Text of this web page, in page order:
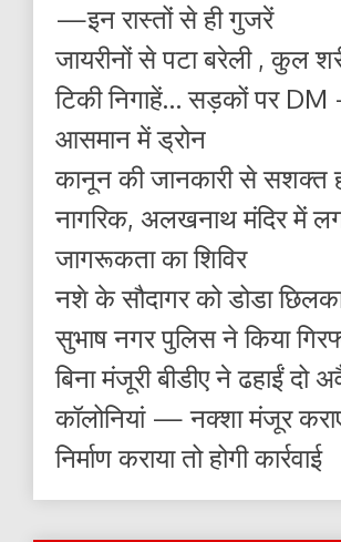
—इन रास्तों से ही गुजरें
जायरीनों से पटा बरेली , कुल
टिकी निगाहें… सड़कों पर DM
आसमान में ड्रोन
कानून की जानकारी से सशक्त
नागरिक, अलखनाथ मंदिर में
जागरूकता का शिविर
नशे के सौदागर को डोडा
सुभाष नगर पुलिस ने किया
बिना मंजूरी बीडीए ने ढहाईं दो
कॉलोनियां — नक्शा मंजूर
निर्माण कराया तो होगी कार्रवाई